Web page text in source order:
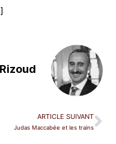
ARTICLE SUIVANT
Judas Maccabée et les trains